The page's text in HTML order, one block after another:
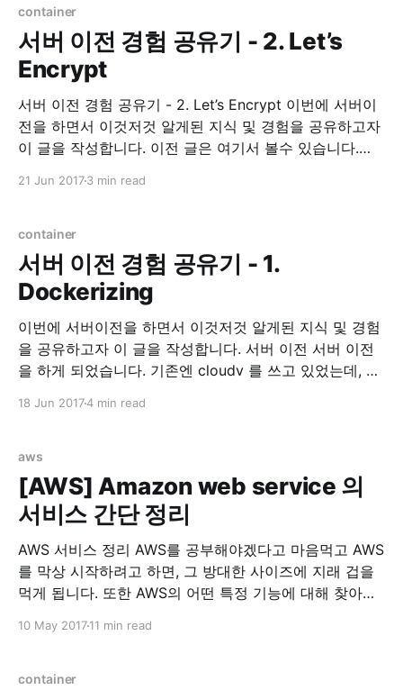
용을 하는 것에
container
서버 이전 경험 공유기 - 2. Let’s
Encrypt
서버 이전 경험 공유기 - 2. Let’s Encrypt 이번에 서버이
전을 하면서 이것저것 알게된 지식 및 경험을 공유하고자
이 글을 작성합니다. 이전 글은 여기서 볼수 있습니다.
21 Jun 20173 min read
container
서버 이전 경험 공유기 - 1.
Dockerizing
이번에 서버이전을 하면서 이것저것 알게된 지식 및 경험
을 공유하고자 이 글을 작성합니다. 서버 이전 서버 이전
을 하게 되었습니다. 기존엔 cloudv 를 쓰고 있었는데, 같
18 Jun 20174 min read
aws
[AWS] Amazon web service 의
서비스 간단 정리
AWS 서비스 정리 AWS를 공부해야겠다고 마음먹고 AWS
를 막상 시작하려고 하면, 그 방대한 사이즈에 지래 겁을
먹게 됩니다. 또한 AWS의 어떤 특정 기능에 대해 찾아보
치를 해야하는 번거로움에 빠지게 됩니다. 이에 저의 고생
을 위해 AWS 서비스를 간단하게 정리했습니다.
10 May 201711 min read
container